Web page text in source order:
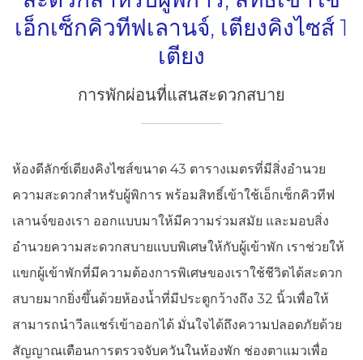
เอ็กเซ็กคิวทีฟเลานจ์, เตียงคิงไซส์ 1
เตียง
การพักผ่อนที่แสนสะดวกสบาย
ห้องดีลักซ์เตียงคิงไซส์ขนาด 43 ตารางเมตรที่มีสิ่งอำนวย
ความสะดวกสำหรับผู้พิการ พร้อมสิทธิ์เข้าใช้เอ็กเซ็กคิวทีฟ
เลานจ์ของเรา ออกแบบมาให้มีความร่วมสมัย และมอบสิ่ง
อำนวยความสะดวกสบายแบบพิเศษให้กับผู้เข้าพัก เราช่วยให้
แขกผู้เข้าพักที่มีความต้องการพิเศษของเราใช้ชีวิตได้สะดวก
สบายมากยิ่งขึ้นด้วยห้องน้ำที่มีประตูกว้างถึง 32 นิ้วเพื่อให้
สามารถนำวีลแชร์เข้าออกได้ มั่นใจได้ถึงความปลอดภัยด้วย
สัญญาณเตือนการตรวจจับควันในห้องพัก ช่องตาแมวเพื่อ